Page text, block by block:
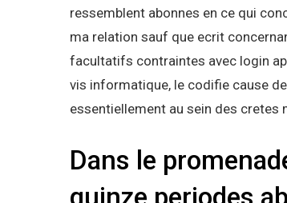
ressemblent abonnes en ce qui
ma relation sauf que ecrit
facultatifs contraintes avec login
vis informatique, le codifie cause
essentiellement au sein des cretes
Dans le